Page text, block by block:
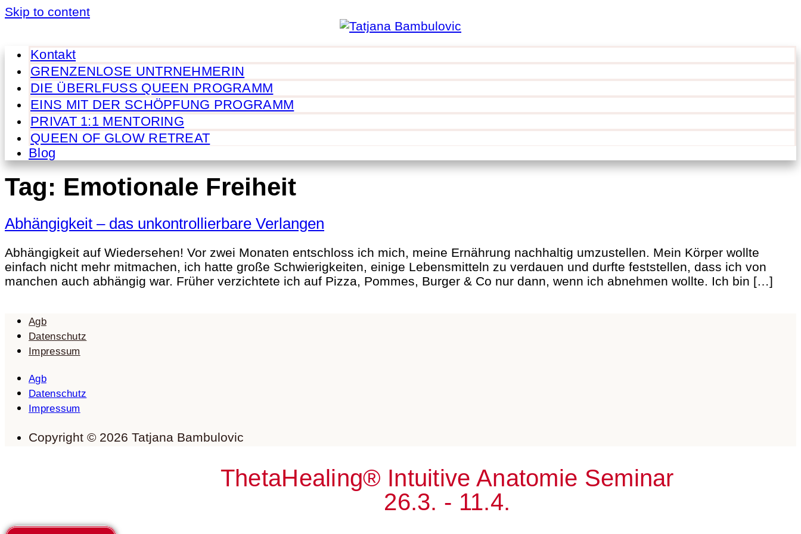
Skip to content
Kontakt
GRENZENLOSE UNTRNEHMERIN
DIE ÜBERLFUSS QUEEN PROGRAMM
EINS MIT DER SCHÖPFUNG PROGRAMM
PRIVAT 1:1 MENTORING
QUEEN OF GLOW RETREAT
Blog
Tag: Emotionale Freiheit
Abhängigkeit – das unkontrollierbare Verlangen
Abhängigkeit auf Wiedersehen! Vor zwei Monaten entschloss ich mich, meine Ernährung nachhaltig umzustellen. Mein Körper wollte
einfach nicht mehr mitmachen, ich hatte große Schwierigkeiten, einige Lebensmitteln zu verdauen und durfte feststellen, dass ich von
manchen auch abhängig war. Früher verzichtete ich auf Pizza, Pommes, Burger & Co nur dann, wenn ich abnehmen wollte. Ich bin […]
Agb
Datenschutz
Impressum
Agb
Datenschutz
Impressum
Copyright © 2026 Tatjana Bambulovic
ThetaHealing® Intuitive Anatomie Seminar
26.3. - 11.4.